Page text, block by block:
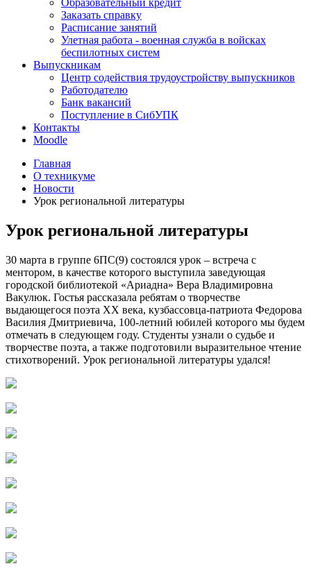
Образовательный кредит
Заказать справку
Расписание занятий
Улетная работа - военная служба в войсках
беспилотных систем
Выпускникам
Центр содействия трудоустройству выпускников
Работодателю
Банк вакансий
Поступление в СибУПК
Контакты
Moodle
Главная
О техникуме
Новости
Урок региональной литературы
Урок региональной литературы
30 марта в группе 6ПС(9) состоялся урок – встреча с
ментором, в качестве которого выступила заведующая
городской библиотекой «Ариадна» Вера Владимировна
Вакулюк. Гостья рассказала ребятам о творчестве
выдающегося поэта XX века, кузбассовца-патриота Федорова
Василия Дмитриевича, 100-летний юбилей которого мы будем
отмечать в следующем году. Студенты узнали о судьбе и
творчестве поэта, а также подготовили выразительное чтение
стихотворений. Урок региональной литературы удался!